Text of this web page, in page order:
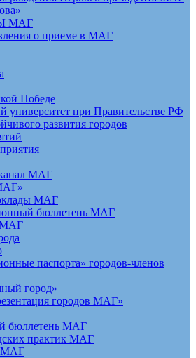
МАГ
о приеме в МАГ
Победе
университет при Правительстве РФ
развития городов
МАГ
МАГ
бюллетень МАГ
МАГ
паспорта» городов-членов
город»
городов МАГ»
бюллетень МАГ
практик МАГ
МАГ